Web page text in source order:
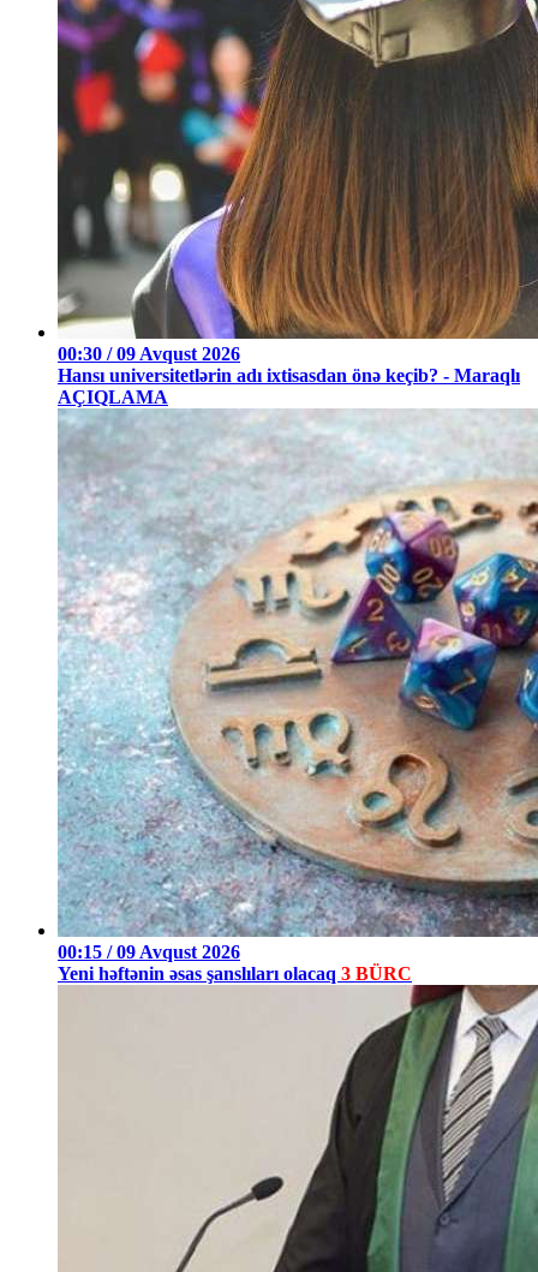
00:30 / 09 Avqust 2026
Hansı universitetlərin adı ixtisasdan önə keçib? - Maraqlı
AÇIQLAMA
00:15 / 09 Avqust 2026
Yeni həftənin əsas şanslıları olacaq 3 BÜRC